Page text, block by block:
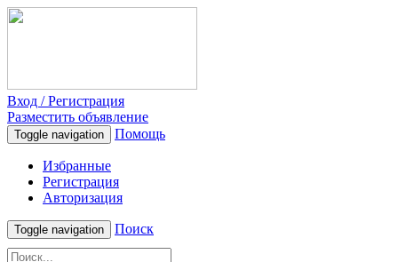
Вход / Регистрация
Разместить объявление
Toggle navigation Помощь
Избранные
Регистрация
Авторизация
Toggle navigation Поиск